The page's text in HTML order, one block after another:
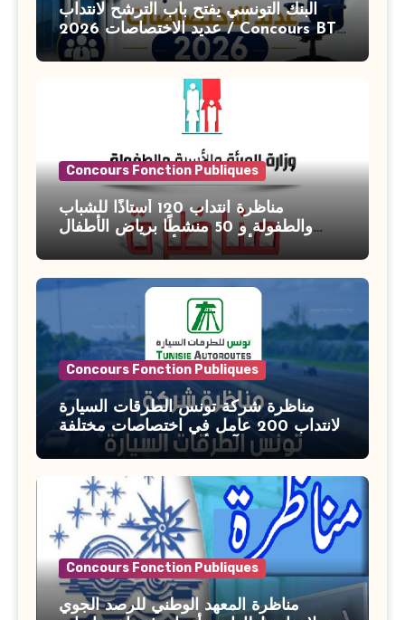
البنك التونسي يفتح باب الترشح لانتداب
عديد الاختصاصات 2026 / Concours BT
Banque de Tunisie 2026
Concours Fonction Publiques
مناظرة انتداب 120 أستاذًا للشباب
والطفولة و 50 منشطًا برياض الأطفال
بوزارة الأسرة والمرأة والطفولة وكبار
Concours Fonction Publiques
مناظرة شركة تونس الطرقات السيارة
لانتداب 200 عامل في اختصاصات مختلفة
آخر أجل : 21 جويلية 2026
Concours Fonction Publiques
مناظرة المعهد الوطني للرصد الجوي